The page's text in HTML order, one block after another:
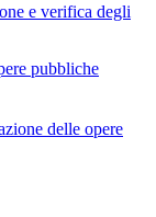
e verifica degli
pubbliche
delle opere